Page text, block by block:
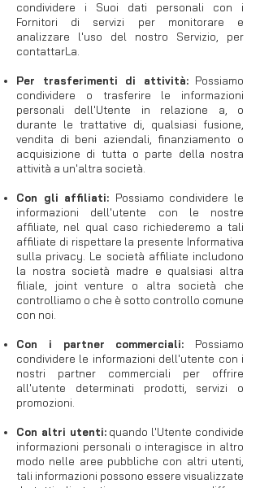
condividere i Suoi dati personali con i
Fornitori di servizi per monitorare e
analizzare l'uso del nostro Servizio, per
contattarLa.
Per trasferimenti di attività:Possiamo
condividere o trasferire le informazioni
personali dell'Utente in relazione a, o
durante le trattative di, qualsiasi fusione,
vendita di beni aziendali, finanziamento o
acquisizione di tutta o parte della nostra
attività a un'altra società.
Con gli affiliati: Possiamo condividere le
informazioni dell'utente con le nostre
affiliate, nel qual caso richiederemo a tali
affiliate di rispettare la presente Informativa
sulla privacy. Le società affiliate includono
la nostra società madre e qualsiasi altra
filiale, joint venture o altra società che
controlliamo o che è sotto controllo comune
con noi.
Con i partner commerciali: Possiamo
condividere le informazioni dell'utente con i
nostri partner commerciali per offrire
all'utente determinati prodotti, servizi o
promozioni.
Con altri utenti:quando l'Utente condivide
informazioni personali o interagisce in altro
modo nelle aree pubbliche con altri utenti,
tali informazioni possono essere visualizzate